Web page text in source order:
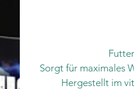
Sorgt für maximales
Hergestellt im